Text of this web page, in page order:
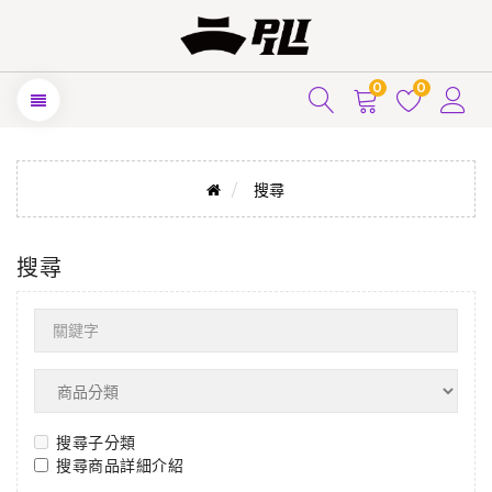
0 0
搜尋
搜尋
搜尋子分類
搜尋商品詳細介紹